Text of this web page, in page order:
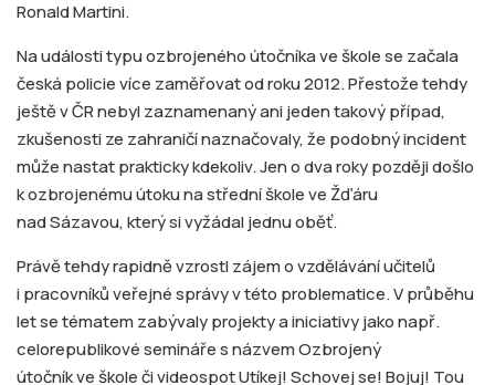
Ronald Martini.
Na události typu ozbrojeného útočníka ve škole se začala
česká policie více zaměřovat od roku 2012. Přestože tehdy
ještě v ČR nebyl zaznamenaný ani jeden takový případ,
zkušenosti ze zahraničí naznačovaly, že podobný incident
může nastat prakticky kdekoliv. Jen o dva roky později došlo
k ozbrojenému útoku na střední škole ve Žďáru
nad Sázavou, který si vyžádal jednu oběť.
Právě tehdy rapidně vzrostl zájem o vzdělávání učitelů
i pracovníků veřejné správy v této problematice. V průběhu
let se tématem zabývaly projekty a iniciativy jako např.
celorepublikové semináře s názvem Ozbrojený
útočník ve škole či videospot Utíkej! Schovej se! Bojuj! Tou